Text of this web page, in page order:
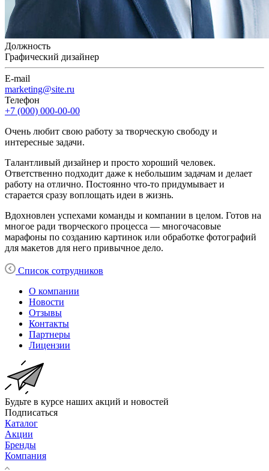
Должность
Графический дизайнер
E-mail
marketing@site.ru
Телефон
+7 (000) 000-00-00
Очень любит свою работу за творческую свободу и
интересные задачи.
Талантливый дизайнер и просто хороший человек.
Ответственно подходит даже к небольшим задачам и делает
работу на отлично. Постоянно что-то придумывает и
старается сразу воплощать идеи в жизнь.
Вдохновлен успехами команды и компании в целом. Готов на
многое ради творческого процесса — многочасовые
марафоны по созданию картинок или обработке фотографий
для макетов для него привычное дело.
Список сотрудников
О компании
Новости
Отзывы
Контакты
Партнеры
Лицензии
Будьте в курсе наших акций и новостей
Подписаться
Каталог
Акции
Бренды
Компания